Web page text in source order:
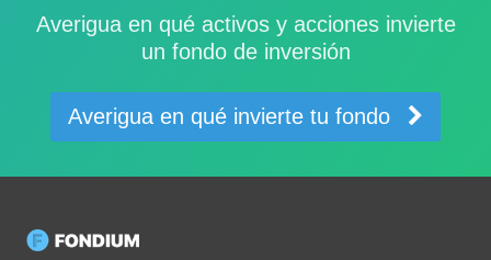
Averigua en qué activos y acciones invierte
un fondo de inversión
Averigua en qué invierte tu fondo